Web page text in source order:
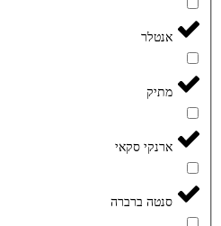
אנטלר
מתיק
ארנקי סקאי
סנטה ברברה